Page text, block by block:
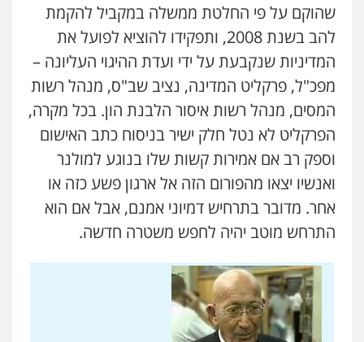
שהוקם על פי החלטת ממשלה במקביל להקמת
להב בשנת 2008, ותפקידו להוציא לפועל את
המדיניות שנקבעת על ידי ועדת ההיגוי העליונה –
מפכ"ל, פרקליט המדינה, נציב שב"ס, מנהל רשות
המסים, מנהל רשות איסור הלבנת הון. בכל מקרה,
הפרקליט לא נטל חלק ישיר בניסוח כתב האישום
וספק רב אם אמירות קשות שלו בנוגע למולנר
ואנשיו יצאו מהפורום הזה אל ארגון פשע כזה או
אחר. מדובר בתרחיש דמיוני אמנם, אבל אם הוא
התרחש מוטב יהיה לחפש משטרה חדשה.